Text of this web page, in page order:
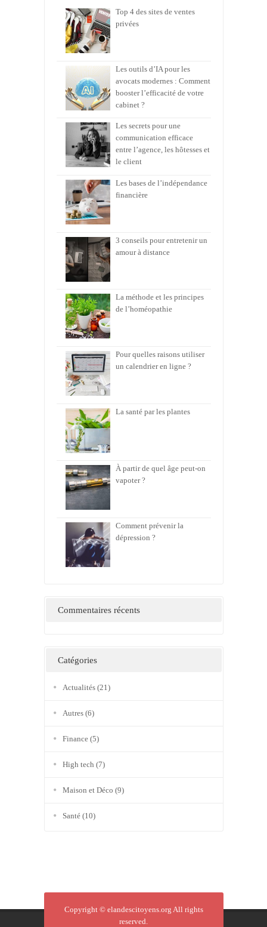
Top 4 des sites de ventes
privées
Les outils d’IA pour les
avocats modernes : Comment
booster l’efficacité de votre
cabinet ?
Les secrets pour une
communication efficace
entre l’agence, les hôtesses et
le client
Les bases de l’indépendance
financière
3 conseils pour entretenir un
amour à distance
La méthode et les principes
de l’homéopathie
Pour quelles raisons utiliser
un calendrier en ligne ?
La santé par les plantes
À partir de quel âge peut-on
vapoter ?
Comment prévenir la
dépression ?
Commentaires récents
Catégories
Actualités(21)
Autres(6)
Finance(5)
High tech (7)
Maison et Déco (9)
Santé(10)
Copyright © elandescitoyens.org All rights
reserved.